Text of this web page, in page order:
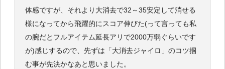
体感ですが、それより大消去で32～35安定して消せる
様になってから飛躍的にスコア伸びた(って言っても私
の腕だとフルアイテム延長アリで2000万弱ぐらいです
が)感じするので、先ずは「大消去ジャイロ」のコツ掴
む事が先決かなあと思いました。